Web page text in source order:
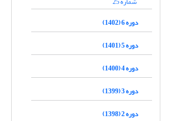
دوره 6 (1402)
دوره 5 (1401)
دوره 4 (1400)
دوره 3 (1399)
دوره 2 (1398)